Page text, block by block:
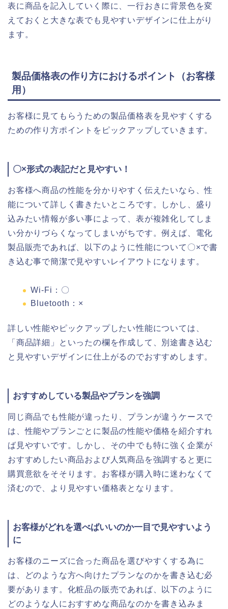
表に商品を記入していく際に、一行おきに背景色を変
えておくと大きな表でも見やすいデザインに仕上がり
ます。
製品価格表の作り方におけるポイント（お客様
用）
お客様に見てもらうための製品価格表を見やすくする
ための作り方ポイントをピックアップしていきます。
〇×形式の表記だと見やすい！
お客様へ商品の性能を分かりやすく伝えたいなら、性
能について詳しく書きたいところです。しかし、盛り
込みたい情報が多い事によって、表が複雑化してしま
い分かりづらくなってしまいがちです。例えば、電化
製品販売であれば、以下のように性能について〇×で書
き込む事で簡潔で見やすいレイアウトになります。
Wi-Fi：〇
Bluetooth：×
詳しい性能やピックアップしたい性能については、
「商品詳細」といったの欄を作成して、別途書き込む
と見やすいデザインに仕上がるのでおすすめします。
おすすめしている製品やプランを強調
同じ商品でも性能が違ったり、プランが違うケースで
は、性能やプランごとに製品の性能や価格を紹介すれ
ば見やすいです。しかし、その中でも特に強く企業が
おすすめしたい商品および人気商品を強調すると更に
購買意欲をそそります。お客様が購入時に迷わなくて
済むので、より見やすい価格表となります。
お客様がどれを選べばいいのか一目で見やすいよう
に
お客様のニーズに合った商品を選びやすくする為に
は、どのような方へ向けたプランなのかを書き込む必
要があります。化粧品の販売であれば、以下のように
どのような人におすすめな商品なのかを書き込みま